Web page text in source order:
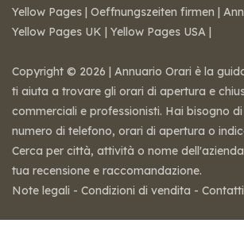
Yellow Pages | Oeffnungszeiten firmen |
Yellow Pages UK | Yellow Pages USA |
Copyright © 2026 | Annuario Orari è la
ti aiuta a trovare gli orari di apertura e
commerciali e professionisti. Hai bisogno di
numero di telefono, orari di apertura o
Cerca per città, attività o nome
tua recensione e raccomandazione.
Note legali - Condizioni di vendita - Contatti